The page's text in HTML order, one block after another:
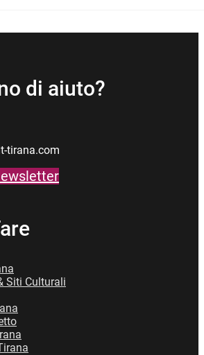
di aiuto?
tirana.com
Siti Culturali